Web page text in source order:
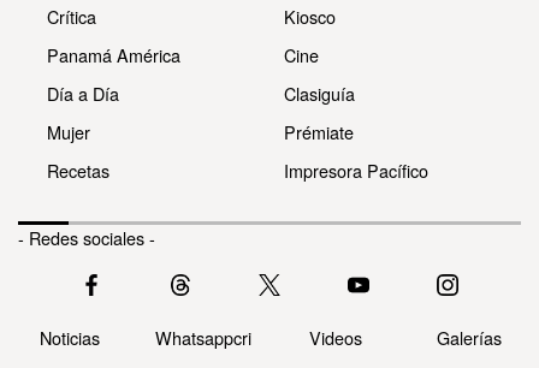
Crítica
Panamá América
Día a Día
Mujer
Recetas
Kiosco
Cine
Clasiguía
Prémiate
Impresora Pacífico
- Redes sociales -
Noticias Whatsappcri Videos Galerías